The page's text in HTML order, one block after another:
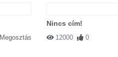
Megosztás
Nincs cím!
12000 0